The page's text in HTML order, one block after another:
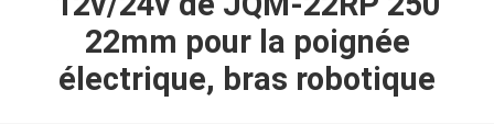
PRODUITS
22mm pour la poignée
électrique, bras robotique